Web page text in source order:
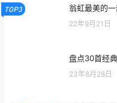
TOP3 翁虹最美的
22年9月21日
盘点30首经
23年8月28日